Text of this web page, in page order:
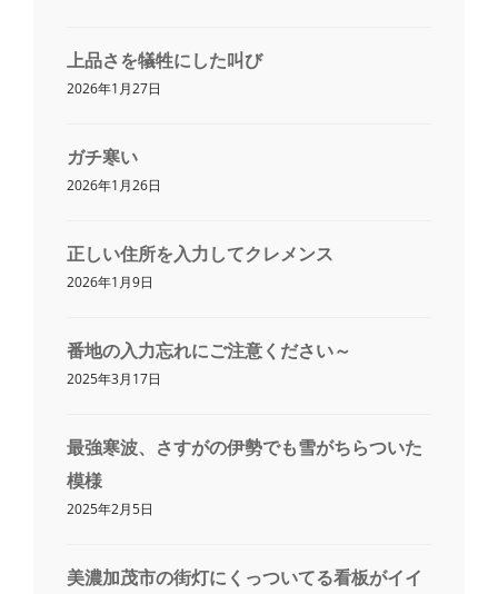
上品さを犠牲にした叫び
2026年1月27日
ガチ寒い
2026年1月26日
正しい住所を入力してクレメンス
2026年1月9日
番地の入力忘れにご注意ください～
2025年3月17日
最強寒波、さすがの伊勢でも雪がちらついた
模様
2025年2月5日
美濃加茂市の街灯にくっついてる看板がイイ